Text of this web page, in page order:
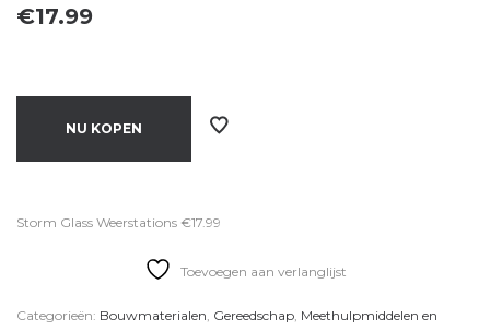
€17.99
NU KOPEN
Storm Glass Weerstations €17.99
Toevoegen aan verlanglijst
Categorieën: Bouwmaterialen, Gereedschap, Meethulpmiddelen en